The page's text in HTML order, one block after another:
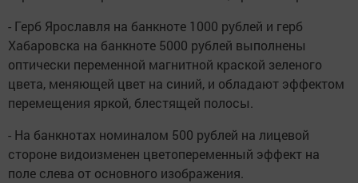
- Герб Ярославля на банкноте 1000 рублей и герб
Хабаровска на банкноте 5000 рублей выполнены
оптически переменной магнитной краской зеленого
цвета, меняющей цвет на синий, и обладают эффектом
перемещения яркой, блестящей полосы.
- На банкнотах номиналом 500 рублей на лицевой
стороне видоизменен цветопеременный эффект на
поле слева от основного изображения.